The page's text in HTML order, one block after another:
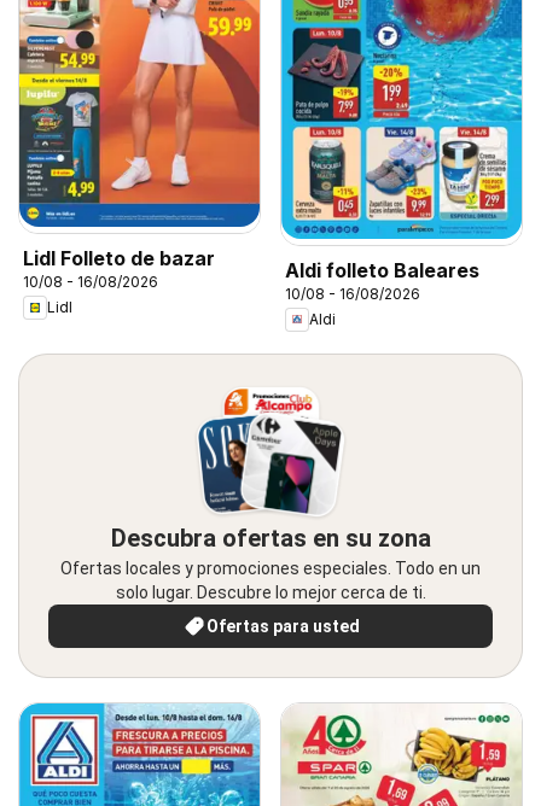
Lidl Folleto de bazar
10/08 - 16/08/2026
Lidl
Aldi folleto Baleares
10/08 - 16/08/2026
Aldi
Descubra ofertas en su zona
Ofertas locales y promociones especiales. Todo en un
solo lugar. Descubre lo mejor cerca de ti.
Ofertas para usted